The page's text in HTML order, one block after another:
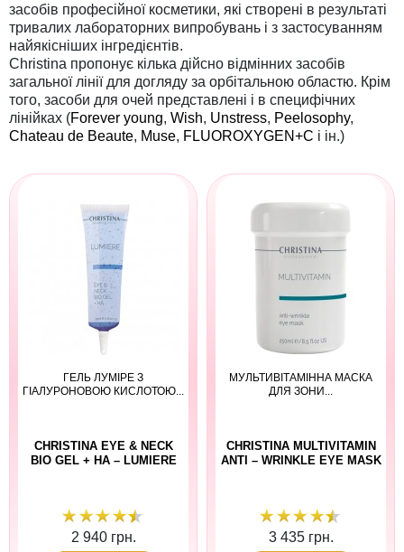
засобів професійної косметики, які створені в результаті
тривалих лабораторних випробувань і з застосуванням
найякісніших інгредієнтів.
Christina пропонує кілька дійсно відмінних засобів
загальної лінії для догляду за орбітальною областю. Крім
того, засоби для очей представлені і в специфічних
лінійках (Forever young, Wish, Unstress, Peelosophy,
Chateau de Beaute, Muse, FLUOROXYGEN+C і ін.)
ГЕЛЬ ЛУМІРЕ З
ГІАЛУРОНОВОЮ КИСЛОТОЮ...
CHRISTINA EYE & NECK
BIO GEL + HA – LUMIERE
2 940 грн.
МУЛЬТИВІТАМІННА МАСКА
ДЛЯ ЗОНИ...
CHRISTINA MULTIVITAMIN
ANTI – WRINKLE EYE MASK
3 435 грн.